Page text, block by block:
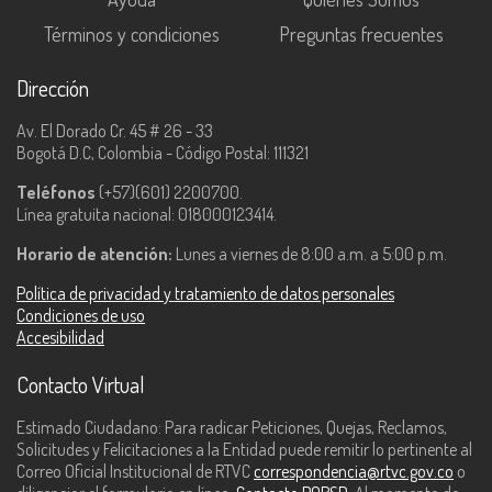
Términos y condiciones
Preguntas frecuentes
Dirección
Av. El Dorado Cr. 45 # 26 - 33
Bogotá D.C, Colombia - Código Postal: 111321
Teléfonos (+57)(601) 2200700.
Línea gratuita nacional: 018000123414.
Horario de atención: Lunes a viernes de 8:00 a.m. a 5:00 p.m.
Política de privacidad y tratamiento de datos personales
Condiciones de uso
Accesibilidad
Contacto Virtual
Estimado Ciudadano: Para radicar Peticiones, Quejas, Reclamos,
Solicitudes y Felicitaciones a la Entidad puede remitir lo pertinente al
Correo Oficial Institucional de RTVC correspondencia@rtvc.gov.co o